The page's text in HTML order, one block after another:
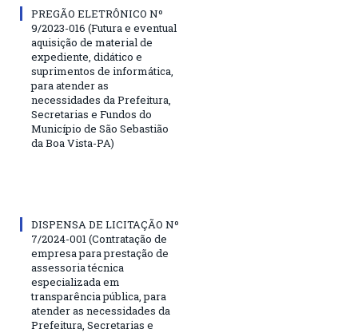
PREGÃO ELETRÔNICO Nº
9/2023-016 (Futura e eventual
aquisição de material de
expediente, didático e
suprimentos de informática,
para atender as
necessidades da Prefeitura,
Secretarias e Fundos do
Município de São Sebastião
da Boa Vista-PA)
DISPENSA DE LICITAÇÃO Nº
7/2024-001 (Contratação de
empresa para prestação de
assessoria técnica
especializada em
transparência pública, para
atender as necessidades da
Prefeitura, Secretarias e